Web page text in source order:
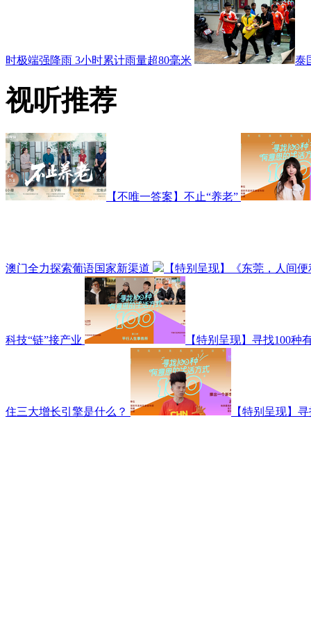
时极端强降雨 3小时累计雨量超80毫米 泰
视听推荐
【不唯一答案】不止“养老”
澳门全力探索葡语国家新渠道 【特别呈现】《东莞，人间
科技“链”接产业 【特别呈现】寻找100种
住三大增长引擎是什么？ 【特别呈现】